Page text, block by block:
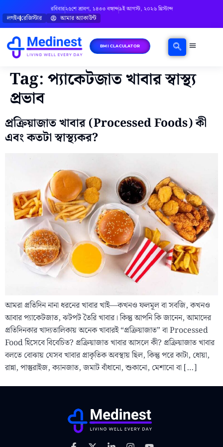
রবিবার২৫শে শ্রাবণ, ১৪৩৩ বঙ্গাব্দ৯ই আগস্ট, ২০২৬ খ্রিস্টাব্দ
লগইনরেজিস্টার আমার অ্যাকাউন্ট
BMI CLACULATOR
Tag:প্যাকেটজাত খাবার স্বাস্থ্য
প্রভাব
প্রক্রিয়াজাত খাবার (Processed Foods) কী
এবং কতটা স্বাস্থ্যকর?
আমরা প্রতিদিন নানা ধরনের খাবার খাই—কখনও ফলমূল বা সবজি, কখনও
আবার প্যাকেটজাত, ঝটপট তৈরি খাবার। কিন্তু আপনি কি জানেন, আমাদের
প্রতিদিনকার খাদ্যতালিকায় অনেক খাবারই “প্রক্রিয়াজাত” বা Processed
Food হিসেবে বিবেচিত? প্রক্রিয়াজাত খাবার আসলে কী? প্রক্রিয়াজাত খাবার
বলতে বোঝায় যেসব খাবার প্রাকৃতিক অবস্থায় ছিল, কিন্তু পরে কাটা, ধোয়া,
রান্না, পাস্তুরাইজ, ক্যানজাত, জমাট বাঁধানো, শুকানো, মেশানো বা […]